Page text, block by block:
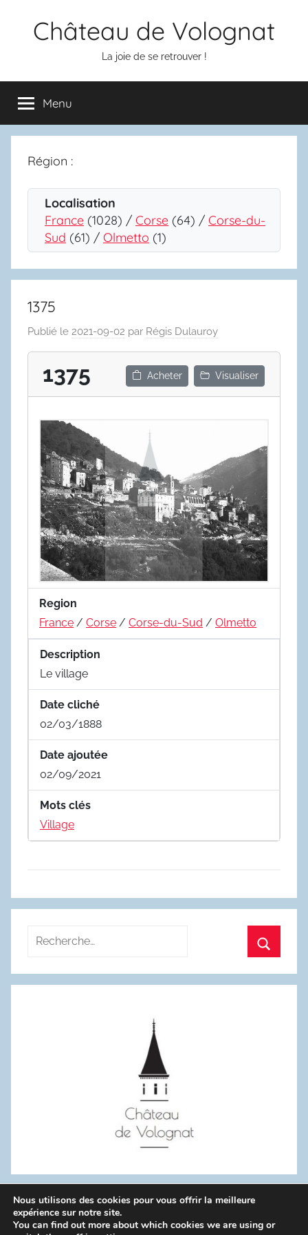
Château de Volognat
La joie de se retrouver !
Menu
Région :
Localisation
France (1028) / Corse (64) / Corse-du-
Sud (61) / Olmetto (1)
1375
Publié le 2021-09-02 par Régis Dulauroy
1375 Acheter Visualiser
Region
France / Corse / Corse-du-Sud / Olmetto
Description
Le village
Date cliché
02/03/1888
Date ajoutée
02/09/2021
Mots clés
Village
Recherche
:
WordPress Theme: Donovan by ThemeZee.
Nous utilisons des cookies pour vous offrir la meilleure
expérience sur notre site.
You can find out more about which cookies we are using or